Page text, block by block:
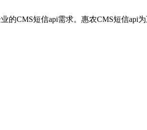
的CMS短信api需求。惠农CMS短信